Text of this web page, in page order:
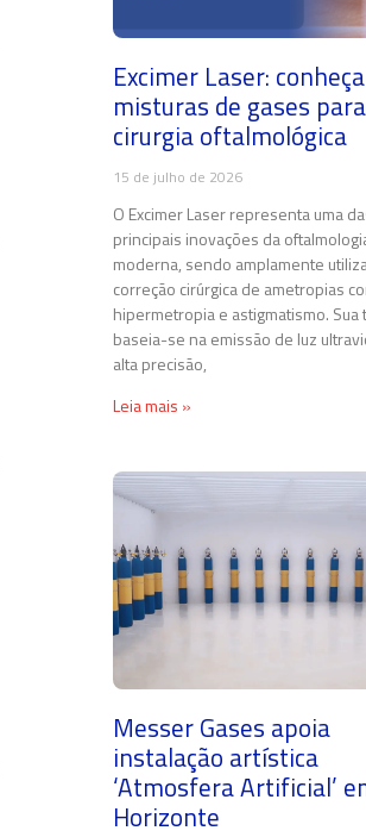
Excimer Laser:
misturas de gases para
cirurgia oftalmológica
15 de julho de 2026
O Excimer Laser representa uma
principais inovações da
moderna, sendo amplamente
correção cirúrgica de ametropias
hipermetropia e astigmatismo. Sua
baseia-se na emissão de luz
alta precisão,
Leia mais »
Messer Gases apoia
instalação artística
‘Atmosfera Artificial’
Horizonte